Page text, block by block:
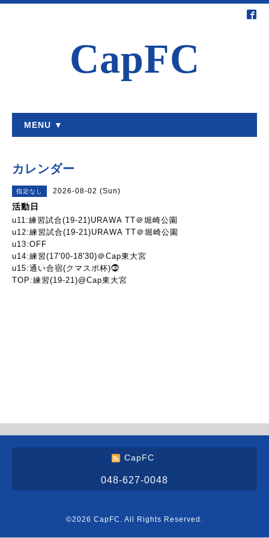
CapFC
MENU ▼
カレンダー
指定なし 2026-08-02 (Sun)
活動日
u11:練習試合(19-21)URAWA TT＠堀崎公園
u12:練習試合(19-21)URAWA TT＠堀崎公園
u13:OFF
u14:練習(17'00-18'30)＠Cap東大宮
u15:通い合宿(クマスポ杯)⓷
TOP:練習(19-21)@Cap東大宮
CapFC
048-627-0048
©2026 CapFC . All Rights Reserved.